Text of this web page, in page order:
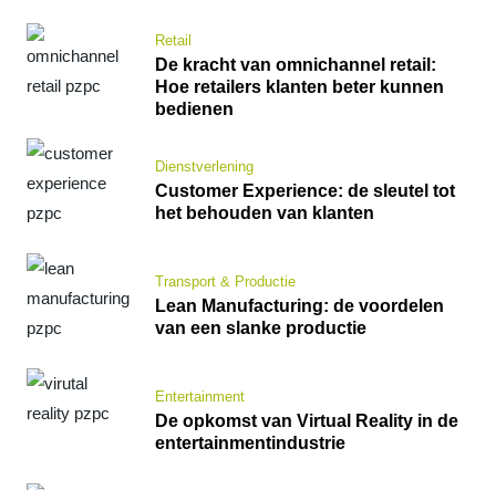
Retail
De kracht van omnichannel retail:
Hoe retailers klanten beter kunnen
bedienen
Dienstverlening
Customer Experience: de sleutel tot
het behouden van klanten
Transport & Productie
Lean Manufacturing: de voordelen
van een slanke productie
Entertainment
De opkomst van Virtual Reality in de
entertainmentindustrie